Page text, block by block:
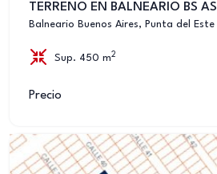
TERRENO EN BALNEARIO BS AS
Balneario Buenos Aires, Punta del Este
Sup. 450 m 2
Precio